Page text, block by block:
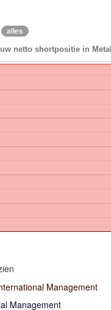
alles
netto shortpositie in
Management
Management